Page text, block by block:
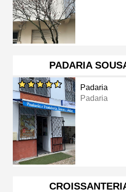
PADARIA
Padaria
Padaria